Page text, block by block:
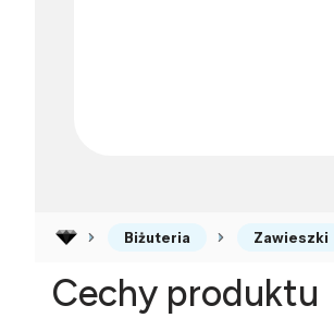
Biżuteria Zawieszki
Cechy produktu